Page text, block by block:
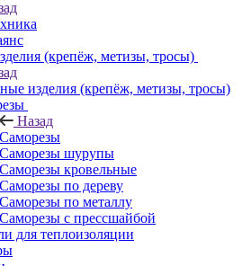
(крепёж, метизы, тросы)
изделия (крепёж, метизы, тросы)
Назад
Саморезы
Саморезы шурупы
Саморезы кровельные
Саморезы по дереву
Саморезы по металлу
Саморезы с прессшайбой
для теплоизоляции